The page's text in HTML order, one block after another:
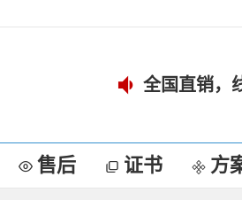
全国直销，
售后 证书 方